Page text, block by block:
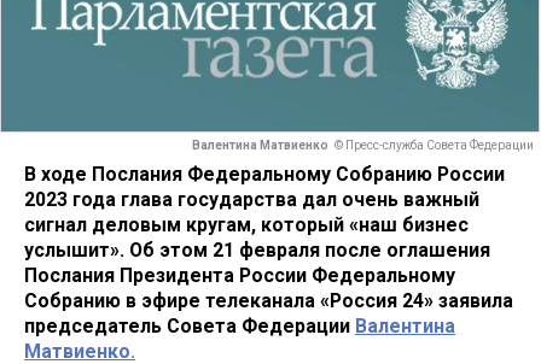
Валентина Матвиенко © Пресс-служба Совета Федерации
В ходе Послания Федеральному Собранию России
2023 года глава государства дал очень важный
сигнал деловым кругам, который «наш бизнес
услышит». Об этом 21 февраля после оглашения
Послания Президента России Федеральному
Собранию в эфире телеканала «Россия 24» заявила
председатель Совета Федерации Валентина
Матвиенко.